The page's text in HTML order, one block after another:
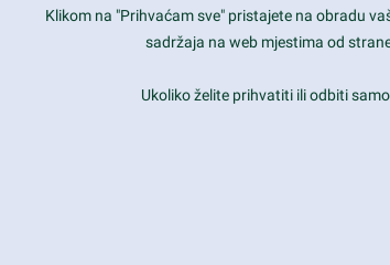
Is your website user friendly?
Ark offers weekly stunning
Why our customers love Ark?
Klikom na "Prihvaćam sve" pristajete na obradu
sadržaja na web mjestima od
Ukoliko želite prihvatiti ili odbiti